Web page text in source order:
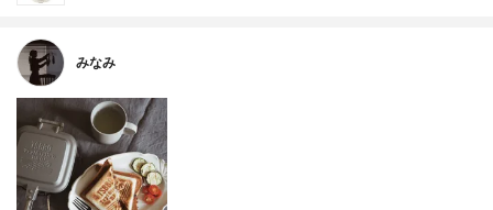
みなみ